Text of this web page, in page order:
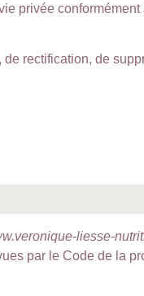
privée
rectification, de
liesse-
par le Code de la